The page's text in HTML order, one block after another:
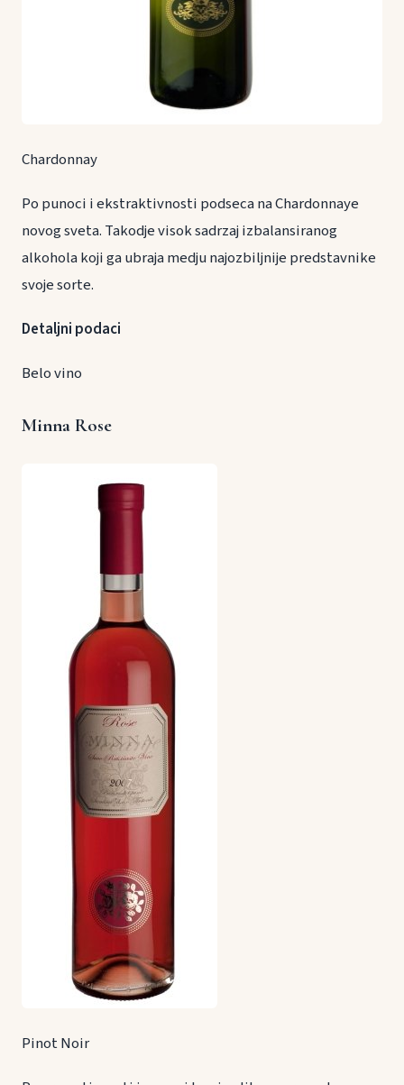
Chardonnay
Po punoci i ekstraktivnosti podseca na Chardonnaye
novog sveta. Takodje visok sadrzaj izbalansiranog
alkohola koji ga ubraja medju najozbiljnije predstavnike
svoje sorte.
Detaljni podaci
Belo vino
Minna Rose
Pinot Noir